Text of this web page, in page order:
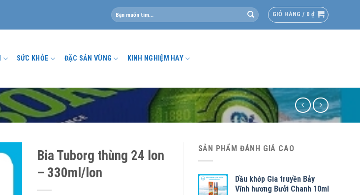
Tìm
kiếm:
GIỎ HÀNG / 0 ₫
SỨC KHỎE ĐẶC SẢN VÙNG KINH NGHIỆM HAY
Bia Tuborg thùng 24 lon
– 330ml/lon
SẢN PHẨM ĐÁNH GIÁ CAO
Dầu khớp Gia truyền Bảy
Vĩnh hương Bưởi Chanh 10ml